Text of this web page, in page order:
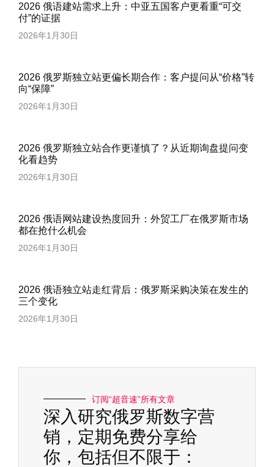
2026 俄语建站需求上升：中亚五国客户更看重“可交
付”的证据
2026年1月30日
2026 俄罗斯独立站更偏长期合作：客户提问从“价格”转
向“保障”
2026年1月30日
2026 俄罗斯独立站合作更谨慎了？从近期询盘提问变
化看趋势
2026年1月30日
2026 俄语网站建设热度回升：外贸工厂在俄罗斯市场
都在抢什么机会
2026年1月30日
2026 俄语独立站走红背后：俄罗斯采购决策在发生的
三个变化
2026年1月30日
订阅“超音速”所有文章
深入研究俄罗斯数字营
销，定期免费分享给
你，包括但不限于：